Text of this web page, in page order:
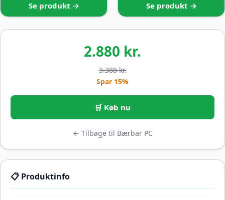
Se produkt → Se produkt →
2.880 kr.
3.388 kr.
Spar 15%
🛒 Køb nu
← Tilbage til Bærbar PC
📋 Produktinfo